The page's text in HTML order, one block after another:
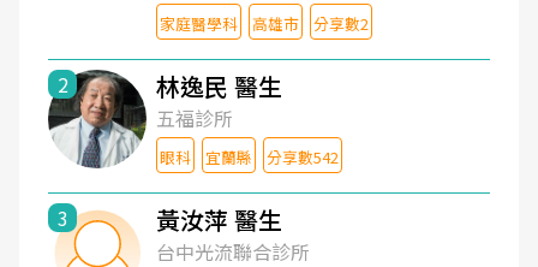
家庭醫學科 高雄市 分享數2
2 林逸民 醫生
五福診所
眼科 宜蘭縣 分享數542
3 黃汝萍 醫生
台中光流聯合診所